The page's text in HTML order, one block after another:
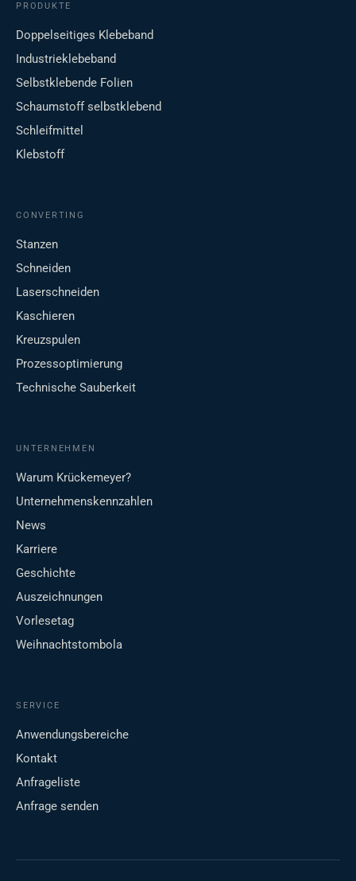
PRODUKTE
Doppelseitiges Klebeband
Industrieklebeband
Selbstklebende Folien
Schaumstoff selbstklebend
Schleifmittel
Klebstoff
CONVERTING
Stanzen
Schneiden
Laserschneiden
Kaschieren
Kreuzspulen
Prozessoptimierung
Technische Sauberkeit
UNTERNEHMEN
Warum Krückemeyer?
Unternehmenskennzahlen
News
Karriere
Geschichte
Auszeichnungen
Vorlesetag
Weihnachtstombola
SERVICE
Anwendungsbereiche
Kontakt
Anfrageliste
Anfrage senden